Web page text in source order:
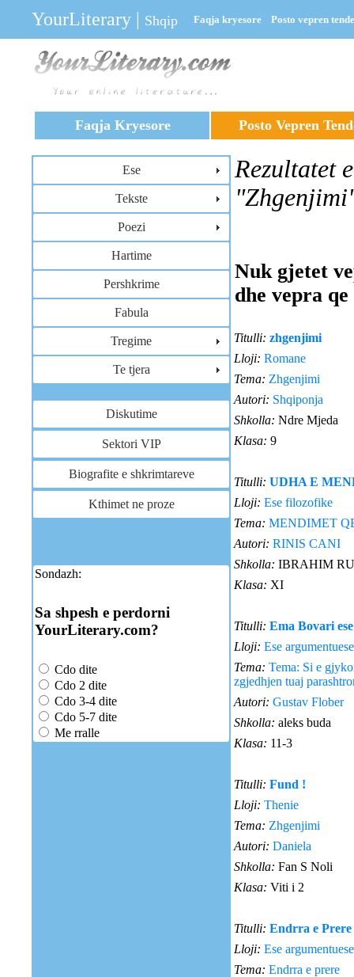
YourLiterary | Shqip Faqja kryesore Posto vepren tende
Faqja Kryesore Posto Vepren
Ese
Tekste
Poezi
Hartime
Pershkrime
Fabula
Tregime
Te tjera
Diskutime
Sektori VIP
Biografite e shkrimtareve
Kthimet ne proze
Sondazh:
Sa shpesh e perdorni
YourLiterary.com?
Cdo dite
Cdo 2 dite
Cdo 3-4 dite
Cdo 5-7 dite
Me rralle
Rezultatet
Nuk gjetet
dhe vepra
Titulli: zhgenjimi
Lloji: Romane
Tema: Zhgenjimi
Autori: Shqiponja
Shkolla: Ndre Mjeda
Klasa: 9
Titulli: UDHA E
Lloji: Ese filozofike
Tema: MENDIMET
Autori: RINIS CANI
Shkolla: IBRAHIM
Klasa: XI
Titulli: Ema Bovari
Lloji: Ese argumentuese
Tema: Tema: Si e
zgjedhjen tuaj
Autori: Gustav Flober
Shkolla: aleks buda
Klasa: 11-3
Titulli: Fund !
Lloji: Thenie
Tema: Zhgenjimi
Autori: Daniela
Shkolla: Fan S Noli
Klasa: Viti i 2
Titulli: Endrra e Prere
Lloji: Ese argumentuese
Tema: Endrra e prere